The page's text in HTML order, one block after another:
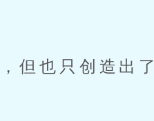
但也只创造出了